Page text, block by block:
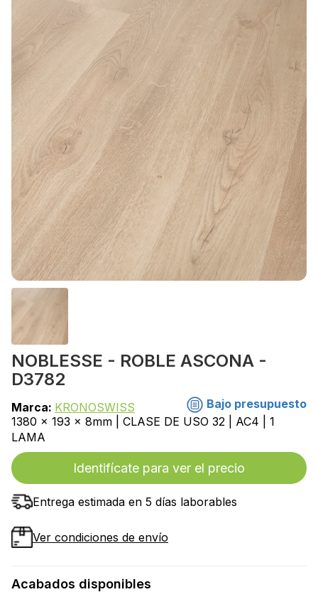
NOBLESSE - ROBLE ASCONA -
D3782
Marca: KRONOSWISS
Bajo presupuesto
1380 x 193 x 8mm | CLASE DE USO 32 | AC4 | 1
LAMA
Identifícate para ver el precio
Entrega estimada en 5 días laborables
Ver condiciones de envío
Acabados disponibles